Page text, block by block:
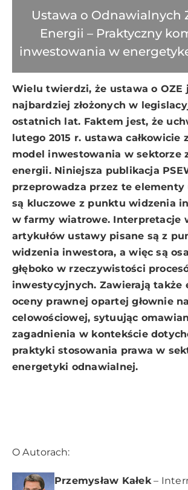
Ustawa o Odnawialnych
Energii – Praktyczny
inwestowania w
Wielu twierdzi, że ustawa o OZE
najbardziej złożonych w
ostatnich lat. Faktem jest, że
lutego 2015 r. ustawa całkowicie
model inwestowania w sektorze
energii. Niniejsza publikacja
przeprowadza przez te
są kluczowe z punktu widzenia
w farmy wiatrowe. Interpretacje
artykułów ustawy pisane są z
widzenia inwestora, a więc są
głęboko w rzeczywistości
inwestycyjnych. Zawierają także
oceny prawnej opartej głownie
celowościowej, sytuując
zagadnienia w kontekście
praktyki stosowania prawa w
energetyki odnawialnej.
O Autorach:
Przemysław Kałek–